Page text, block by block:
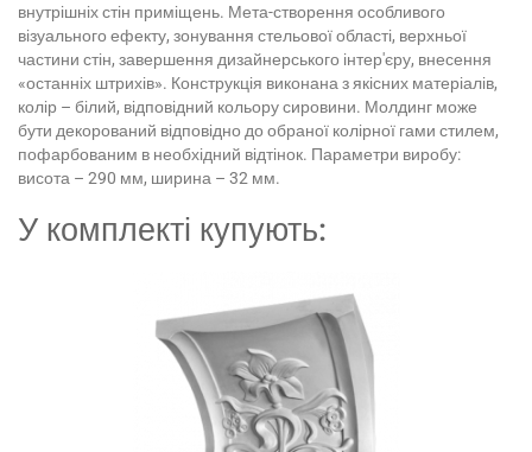
внутрішніх стін приміщень. Мета-створення особливого
візуального ефекту, зонування стельової області, верхньої
частини стін, завершення дизайнерського інтер'єру, внесення
«останніх штрихів». Конструкція виконана з якісних матеріалів,
колір – білий, відповідний кольору сировини. Молдинг може
бути декорований відповідно до обраної колірної гами стилем,
пофарбованим в необхідний відтінок. Параметри виробу:
висота – 290 мм, ширина – 32 мм.
У комплекті купують: